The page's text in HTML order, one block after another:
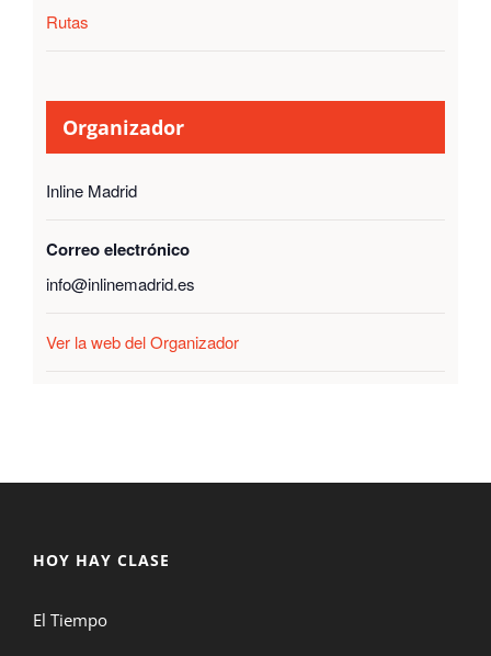
Rutas
Organizador
Inline Madrid
Correo electrónico
info@inlinemadrid.es
Ver la web del Organizador
HOY HAY CLASE
El Tiempo